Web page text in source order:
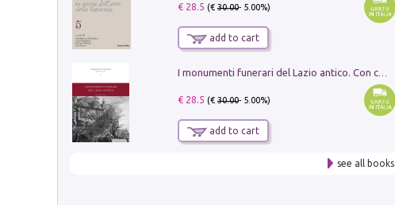
€ 28.5 (€30.00- 5.00%)
add to cart
I monumenti funerari del Lazio antico. Con cartella con tavole
€ 28.5 (€30.00- 5.00%)
add to cart
see all books